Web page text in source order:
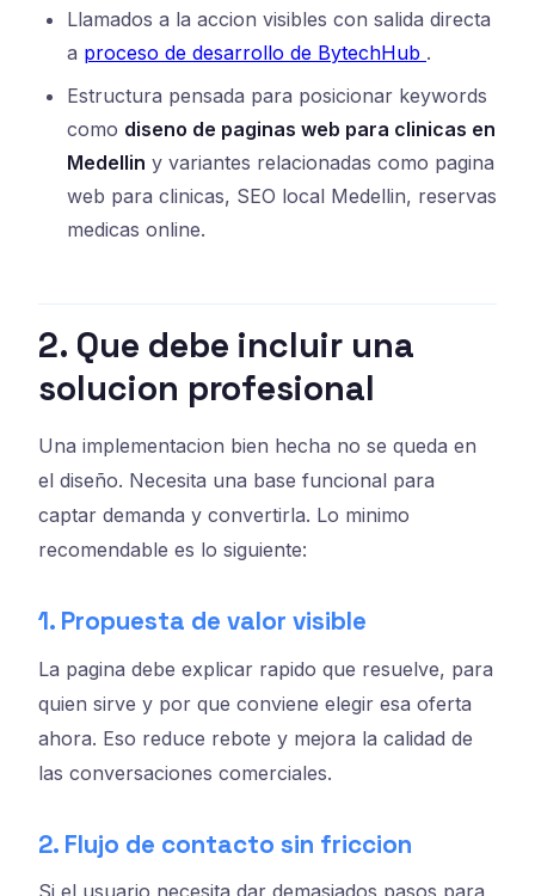
Llamados a la accion visibles con salida directa
a proceso de desarrollo de BytechHub .
Estructura pensada para posicionar keywords
como diseno de paginas web para clinicas en
Medellin y variantes relacionadas como pagina
web para clinicas, SEO local Medellin, reservas
medicas online.
2. Que debe incluir una
solucion profesional
Una implementacion bien hecha no se queda en
el diseño. Necesita una base funcional para
captar demanda y convertirla. Lo minimo
recomendable es lo siguiente:
1. Propuesta de valor visible
La pagina debe explicar rapido que resuelve, para
quien sirve y por que conviene elegir esa oferta
ahora. Eso reduce rebote y mejora la calidad de
las conversaciones comerciales.
2. Flujo de contacto sin friccion